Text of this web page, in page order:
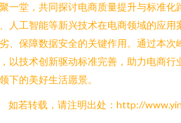
一堂，共同探讨电商质量提升与标准
人工智能等新兴技术在电商领域的应
、保障数据安全的关键作用。通过本次
以技术创新驱动标准完善，助力电商
下的美好生活愿景。
如若转载，请注明出处：http://